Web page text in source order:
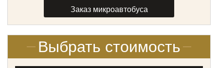
Заказ микроавтобуса
Выбрать стоимость